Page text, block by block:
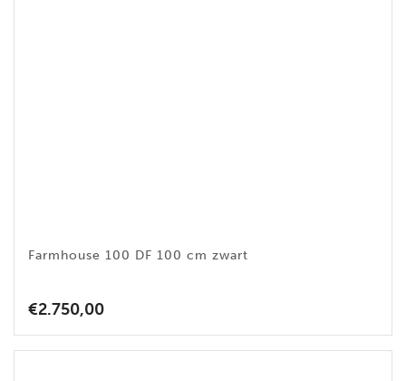
Farmhouse 100 DF 100 cm zwart
€2.750,00